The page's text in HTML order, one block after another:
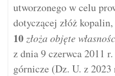
utworzonego w celu
dotyczącej złóż
10 złoża objęte
z dnia 9 czerwca 2011
górnicze (Dz. U. z